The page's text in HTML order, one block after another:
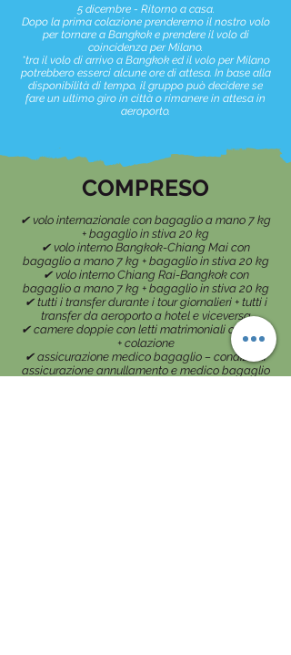
5 dicembre - Ritorno a casa.
Dopo la prima colazione prenderemo il nostro volo
per tornare a Bangkok e prendere il volo di
coincidenza per Milano.
*tra il volo di arrivo a Bangkok ed il volo per Milano
potrebbero esserci alcune ore di attesa. In base alla
disponibilità di tempo, il gruppo può decidere se
fare un ultimo giro in città o rimanere in attesa in
aeroporto.
COMPRESO
✔︎ volo internazionale con bagaglio a mano 7 kg
+ bagaglio in stiva 20 kg
✔︎ volo interno Bangkok-Chiang Mai con
bagaglio a mano 7 kg + bagaglio in stiva 20 kg
✔︎ volo interno Chiang Rai-Bangkok con
bagaglio a mano 7 kg + bagaglio in stiva 20 kg
✔︎ tutti i transfer durante i tour giornalieri + tutti i
transfer da aeroporto a hotel e viceversa
✔︎ camere doppie con letti matrimoniali o singoli
+ colazione
✔︎ assicurazione medico bagaglio – condizioni
assicurazione annullamento e medico bagaglio